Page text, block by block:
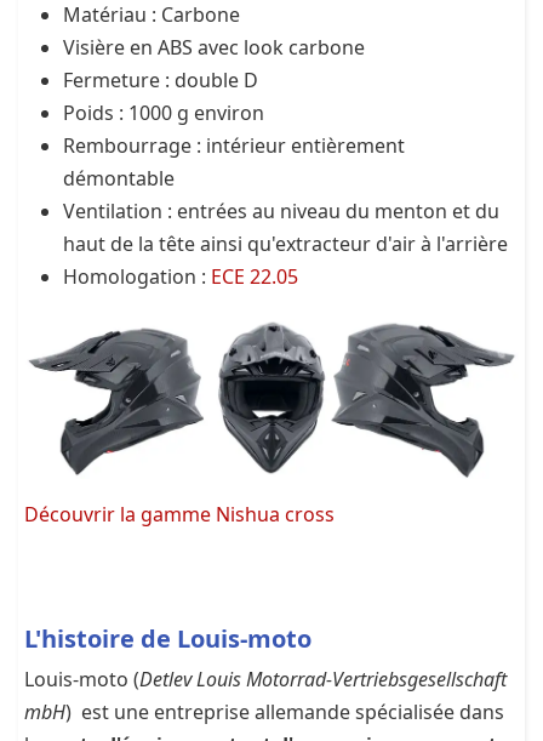
Matériau : Carbone
Visière en ABS avec look carbone
Fermeture : double D
Poids : 1000 g environ
Rembourrage : intérieur entièrement
démontable
Ventilation : entrées au niveau du menton et du
haut de la tête ainsi qu'extracteur d'air à l'arrière
Homologation : ECE 22.05
Découvrir la gamme Nishua cross
L'histoire de Louis-moto
Louis-moto (Detlev Louis Motorrad-Vertriebsgesellschaft
mbH) est une entreprise allemande spécialisée dans